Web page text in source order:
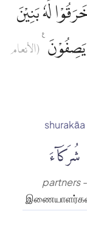
لَهٗ بَنِيْنَ
(الأنعام
shurakāa
شُرَكَآءَ
partners -